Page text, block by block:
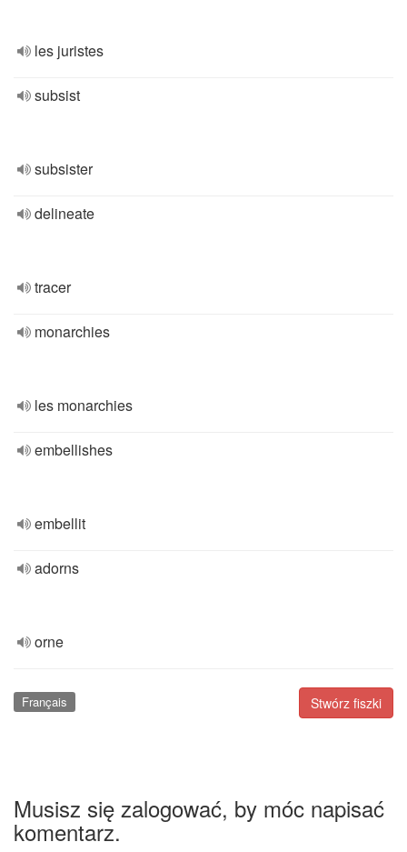
les juristes
subsist
subsister
delineate
tracer
monarchies
les monarchies
embellishes
embellit
adorns
orne
Stwórz fiszki
Français
Musisz się zalogować, by móc napisać
komentarz.